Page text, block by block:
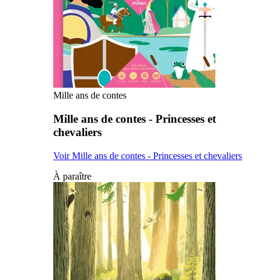
Mille ans de contes
Mille ans de contes - Princesses et
chevaliers
Voir Mille ans de contes - Princesses et chevaliers
À paraître